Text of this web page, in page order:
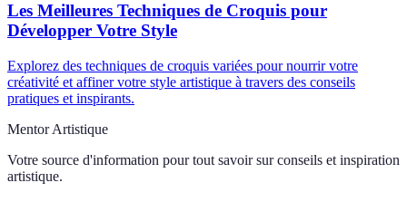
Les Meilleures Techniques de Croquis pour
Développer Votre Style
Explorez des techniques de croquis variées pour nourrir votre
créativité et affiner votre style artistique à travers des conseils
pratiques et inspirants.
Mentor Artistique
Votre source d'information pour tout savoir sur conseils et inspiration
artistique.